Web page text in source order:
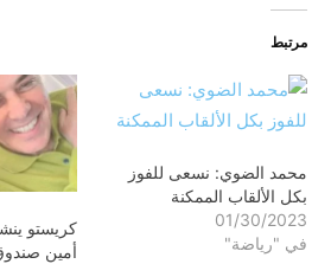
مرتبط
محمد الضوي: نسعى للفوز
بكل الألقاب الممكنة
01/30/2023
في "رياضة"
كريستو
أمين